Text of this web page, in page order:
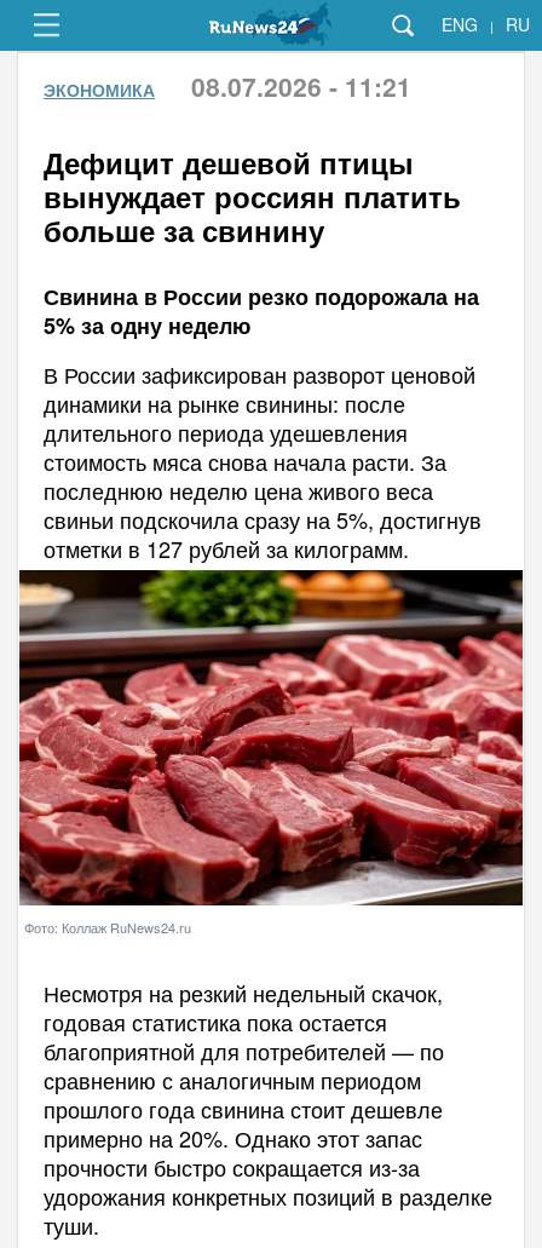
ENG | RU
ЭКОНОМИКА 08.07.2026 - 11:21
Дефицит дешевой птицы
вынуждает россиян платить
больше за свинину
Свинина в России резко подорожала на
5% за одну неделю
В России зафиксирован разворот ценовой
динамики на рынке свинины: после
длительного периода удешевления
стоимость мяса снова начала расти. За
последнюю неделю цена живого веса
свиньи подскочила сразу на 5%, достигнув
отметки в 127 рублей за килограмм.
Фото: Коллаж RuNews24.ru
Несмотря на резкий недельный скачок,
годовая статистика пока остается
благоприятной для потребителей — по
сравнению с аналогичным периодом
прошлого года свинина стоит дешевле
примерно на 20%. Однако этот запас
прочности быстро сокращается из-за
удорожания конкретных позиций в разделке
туши.